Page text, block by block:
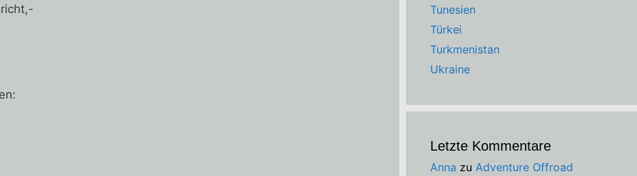
Tunesien
Türkei
Turkmenistan
Ukraine
Letzte Kommentare
Anna zu Adventure Offroad